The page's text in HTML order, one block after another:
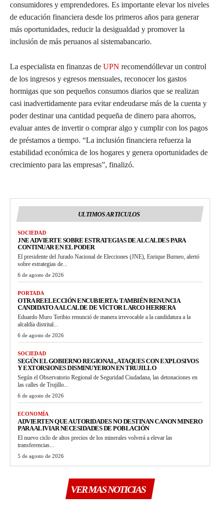
consumidores y emprendedores. Es importante elevar los niveles
de educación financiera desde los primeros años para generar
más oportunidades, reducir la desigualdad y promover la
inclusión de más peruanos al sistemabancario.
La especialista en finanzas de UPN recomendóllevar un control
de los ingresos y egresos mensuales, reconocer los gastos
hormigas que son pequeños consumos diarios que se realizan
casi inadvertidamente para evitar endeudarse más de la cuenta y
poder destinar una cantidad pequeña de dinero para ahorros,
evaluar antes de invertir o comprar algo y cumplir con los pagos
de préstamos a tiempo. “La inclusión financiera refuerza la
estabilidad económica de los hogares y genera oportunidades de
crecimiento para las empresas”, finalizó.
ULTIMOS ARTICULOS
SOCIEDAD
JNE ADVIERTE SOBRE ESTRATEGIAS DE ALCALDES PARA
CONTINUAR EN EL PODER
El presidente del Jurado Nacional de Elecciones (JNE), Enrique Burneo, alertó
sobre estrategias de...
6 de agosto de 2026
PORTADA
OTRA REELECCIÓN ENCUBIERTA: TAMBIÉN RENUNCIA
CANDIDATO A ALCALDE DE VÍCTOR LARCO HERRERA
Eduardo Muro Toribio renunció de manera irrevocable a la candidatura a la
alcaldía distrital...
6 de agosto de 2026
SOCIEDAD
SEGÚN EL GOBIERNO REGIONAL, ATAQUES CON EXPLOSIVOS
Y EXTORSIONES DISMINUYERON EN TRUJILLO
Según el Observatorio Regional de Seguridad Ciudadana, las detonaciones en
las calles de Trujillo...
6 de agosto de 2026
ECONOMÍA
ADVIERTEN QUE AUTORIDADES NO DESTINAN CANON MINERO
PARA ALIVIAR NECESIDADES DE POBLACIÓN
El nuevo ciclo de altos precios de los minerales volverá a elevar las
transferencias...
5 de agosto de 2026
VER MAS NOTICIAS